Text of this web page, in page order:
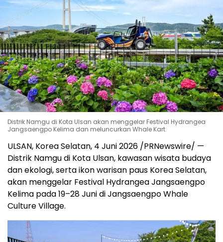
Distrik Namgu di Kota Ulsan akan menggelar Festival Hydrangea
Jangsaengpo Kelima dan meluncurkan Whale Kart.
ULSAN, Korea Selatan, 4 Juni 2026 /PRNewswire/ —
Distrik Namgu di Kota Ulsan, kawasan wisata budaya
dan ekologi, serta ikon warisan paus Korea Selatan,
akan menggelar Festival Hydrangea Jangsaengpo
Kelima pada 19–28 Juni di Jangsaengpo Whale
Culture Village.